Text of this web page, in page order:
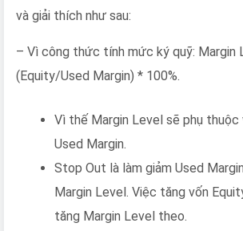
và giải thích như sau:
– Vì công thức tính mức ký quỹ: Margin
(Equity/Used Margin) * 100%.
Vì thế Margin Level sẽ phụ thuộc
Used Margin.
Stop Out là làm giảm Used
Margin Level. Việc tăng vốn
tăng Margin Level theo.